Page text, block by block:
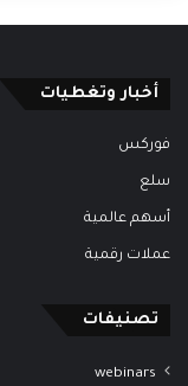
أخبار وتغطيات
فوركس
سلع
أسهم عالمية
عملات رقمية
تصنيفات
webinars